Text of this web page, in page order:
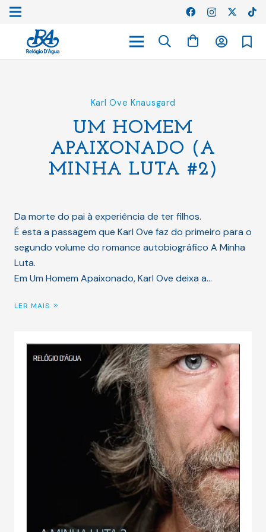
Karl Ove Knausgard
UM HOMEM
APAIXONADO (A
MINHA LUTA #2)
Da morte do pai à experiência de ter filhos.
É esta a passagem que Karl Ove faz do primeiro para o
segundo volume do romance autobiográfico A Minha
Luta.
Em Um Homem Apaixonado, Karl Ove deixa a…
LER MAIS